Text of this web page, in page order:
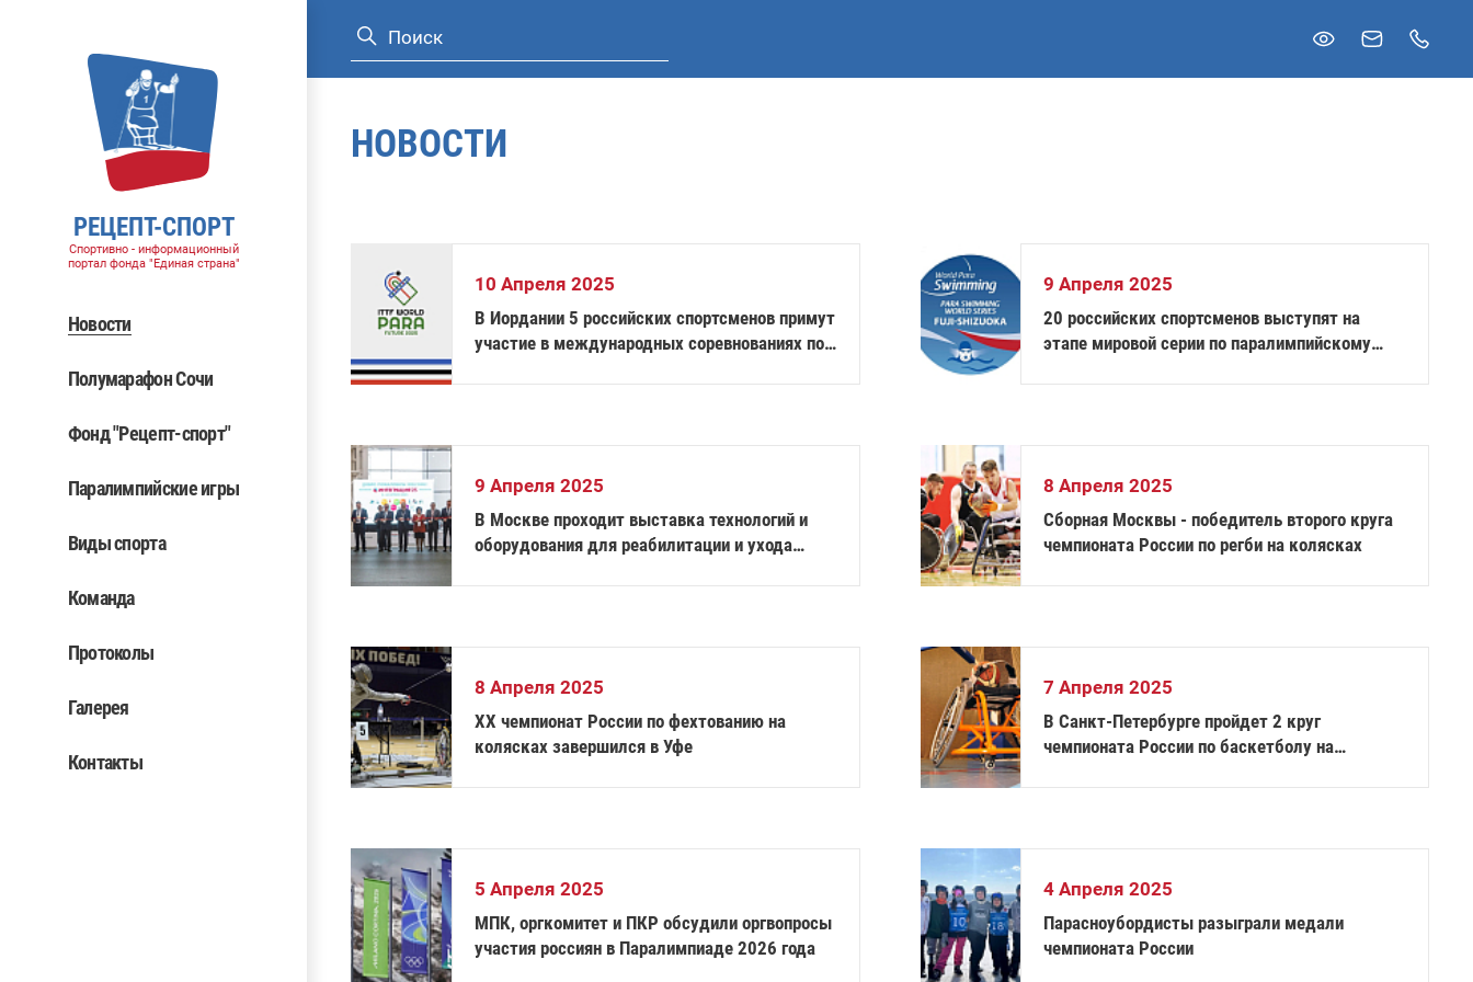
РЕЦЕПТ-СПОРТ
Спортивно - информационный
портал фонда "Единая страна"
Новости
Полумарафон Сочи
Фонд "Рецепт-спорт"
Паралимпийские игры
Виды спорта
Команда
Протоколы
Галерея
Контакты
НОВОСТИ
10 Апреля 2025
В Иордании 5 российских спортсменов примут
участие в международных соревнованиях по
9 Апреля 2025
20 российских спортсменов выступят на
этапе мировой серии по паралимпийскому
9 Апреля 2025
В Москве проходит выставка технологий и
оборудования для реабилитации и ухода
8 Апреля 2025
Сборная Москвы - победитель второго круга
чемпионата России по регби на колясках
8 Апреля 2025
XX чемпионат России по фехтованию на
колясках завершился в Уфе
7 Апреля 2025
В Санкт-Петербурге пройдет 2 круг
чемпионата России по баскетболу на
5 Апреля 2025
МПК, оргкомитет и ПКР обсудили оргвопросы
участия россиян в Паралимпиаде 2026 года
4 Апреля 2025
Парасноубордисты разыграли медали
чемпионата России